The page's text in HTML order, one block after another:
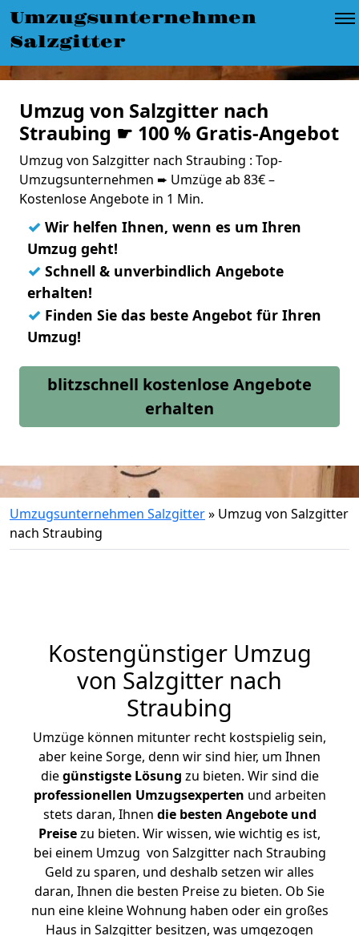
Umzugsunternehmen
Salzgitter
Umzug von Salzgitter nach
Straubing ☛ 100 % Gratis-Angebot
Umzug von Salzgitter nach Straubing : Top-
Umzugsunternehmen ➨ Umzüge ab 83€ –
Kostenlose Angebote in 1 Min.
✓ Wir helfen Ihnen, wenn es um Ihren
Umzug geht!
✓ Schnell & unverbindlich Angebote
erhalten!
✓ Finden Sie das beste Angebot für Ihren
Umzug!
blitzschnell kostenlose Angebote
erhalten
Umzugsunternehmen Salzgitter» Umzug von Salzgitter
nach Straubing
Kostengünstiger Umzug
von Salzgitter nach
Straubing
Umzüge können mitunter recht kostspielig sein,
aber keine Sorge, denn wir sind hier, um Ihnen
diegünstigste Lösung zu bieten. Wir sind die
professionellen Umzugsexperten und arbeiten
stets daran, Ihnen die besten Angebote und
Preisezu bieten. Wir wissen, wie wichtig es ist,
bei einem Umzug von Salzgitter nach Straubing
Geld zu sparen, und deshalb setzen wir alles
daran, Ihnen die besten Preise zu bieten. Ob Sie
nun eine kleine Wohnung haben oder ein großes
Haus in Salzgitter besitzen, was umgezogen